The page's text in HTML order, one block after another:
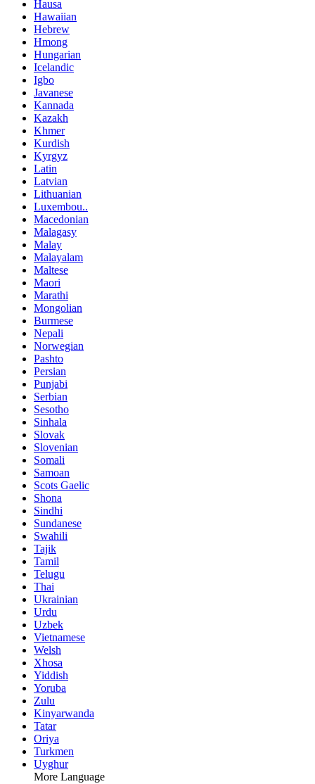
Hausa
Hawaiian
Hebrew
Hmong
Hungarian
Icelandic
Igbo
Javanese
Kannada
Kazakh
Khmer
Kurdish
Kyrgyz
Latin
Latvian
Lithuanian
Luxembou..
Macedonian
Malagasy
Malay
Malayalam
Maltese
Maori
Marathi
Mongolian
Burmese
Nepali
Norwegian
Pashto
Persian
Punjabi
Serbian
Sesotho
Sinhala
Slovak
Slovenian
Somali
Samoan
Scots Gaelic
Shona
Sindhi
Sundanese
Swahili
Tajik
Tamil
Telugu
Thai
Ukrainian
Urdu
Uzbek
Vietnamese
Welsh
Xhosa
Yiddish
Yoruba
Zulu
Kinyarwanda
Tatar
Oriya
Turkmen
Uyghur
More Language